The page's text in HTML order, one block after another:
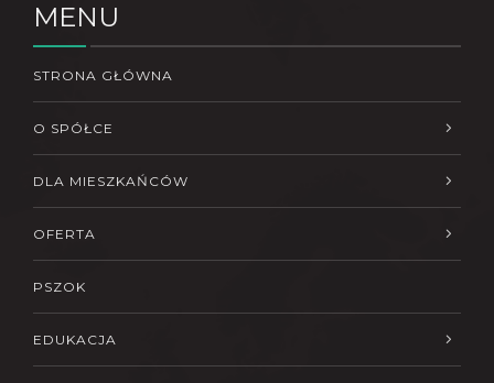
MENU
STRONA GŁÓWNA
O SPÓŁCE
DLA MIESZKAŃCÓW
OFERTA
PSZOK
EDUKACJA